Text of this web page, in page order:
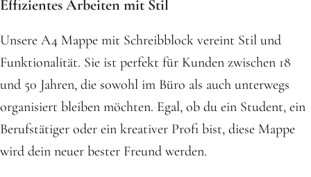
Effizientes Arbeiten mit Stil
Unsere A4 Mappe mit Schreibblock vereint Stil und
Funktionalität. Sie ist perfekt für Kunden zwischen 18
und 50 Jahren, die sowohl im Büro als auch unterwegs
organisiert bleiben möchten. Egal, ob du ein Student, ein
Berufstätiger oder ein kreativer Profi bist, diese Mappe
wird dein neuer bester Freund werden.